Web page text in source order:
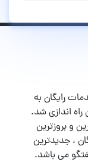
ارائه خدمات رایگان به
راه اندازی شد.
و بروزترین
، جدیدترین
می باشد.